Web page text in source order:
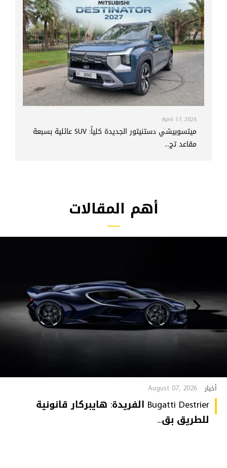
April 17, 2026
ميتسوبيشي دستنيتور الجديدة كلياً: SUV عائلية بسبعة
مقاعد تج...
أهم المقالات
أخبار August 07, 2026
Bugatti Destrier الفريدة: هايبركار قانونية
للطريق بق...